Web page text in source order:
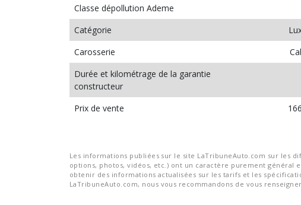
Classe dépollution Ademe
Catégorie
Carosserie
Durée et kilométrage de la garantie
constructeur
Prix de vente
Les informations publiées sur le site LaTribuneAuto.com sur les
options, photos, vidéos, etc.) ont un caractère purement
obtenir des informations actualisées sur les tarifs et les
LaTribuneAuto.com, nous vous recommandons de vous